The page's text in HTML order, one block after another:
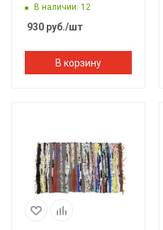
штучки
В наличии: 12
930 руб./шт
В корзину